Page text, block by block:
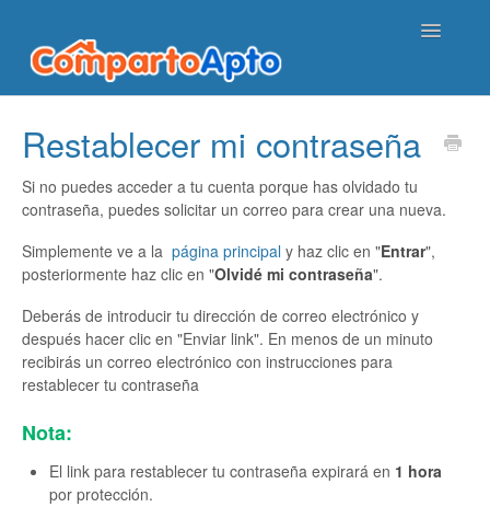
Toggle
Restablecer mi contraseña
Si no puedes acceder a tu cuenta porque has olvidado tu
contraseña, puedes solicitar un correo para crear una nueva.
Simplemente ve a la página principal y haz clic en "Entrar",
posteriormente haz clic en "Olvidé mi contraseña".
Deberás de introducir tu dirección de correo electrónico y
después hacer clic en "Enviar link". En menos de un minuto
recibirás un correo electrónico con instrucciones para
restablecer tu contraseña
Nota:
El link para restablecer tu contraseña expirará en 1 hora
por protección.